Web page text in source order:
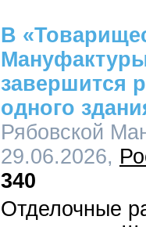
В
завершится
одного
Рябовской
29.06.2026,
340
Отделочные